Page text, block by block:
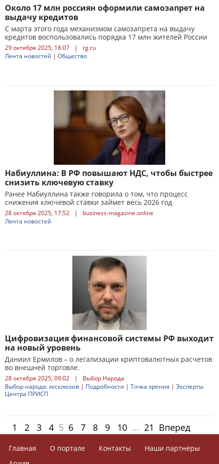
Около 17 млн россиян оформили самозапрет на
выдачу кредитов
С марта этого года механизмом самозапрета на выдачу
кредитов воспользовались порядка 17 млн жителей России
29 октября 2025, 18:07 |
rg.ru
Лента новостей | Общество
Набиуллина: В РФ повышают НДС, чтобы быстрее
снизить ключевую ставку
Ранее Набиуллина также говорила о том, что процесс
снижения ключевой ставки займет весь 2026 год
28 октября 2025, 17:52 |
business-magazine.online
Лента новостей
Цифровизация финансовой системы РФ выходит
на новый уровень
Даниил Ермилов – о легализации криптовалютных расчетов
во внешней торговле.
28 октября 2025, 09:02 |
Выбор Народа
Выбор народа: эксклюзив | Подробности | Точка зрения | Эксперты
Центра ПРИСП
1 2 3 4 5 6 7 8 9 10 ... 21 Вперед
Главная О портале Контакты
Наши партнёры